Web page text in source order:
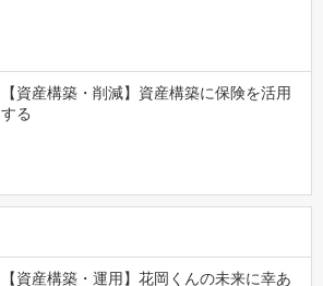
【資産構築・削減】資産構築に保険を活用
する
【資産構築・運用】花岡くんの未来に幸あ